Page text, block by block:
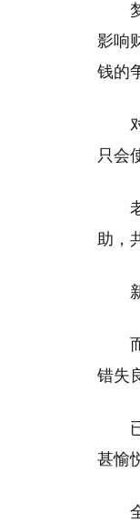
影响
钱的
只会
助，
错失
甚愉